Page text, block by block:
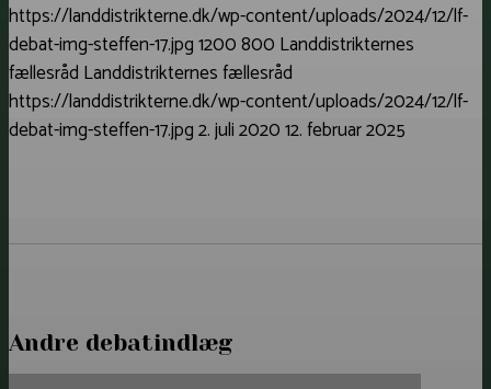
https://landdistrikterne.dk/wp-content/uploads/2024/12/lf-
debat-img-steffen-17.jpg1200800 Landdistrikternes
fællesråd Landdistrikternes fællesråd
https://landdistrikterne.dk/wp-content/uploads/2024/12/lf-
debat-img-steffen-17.jpg2. juli 202012. februar 2025
Andre debatindlæg